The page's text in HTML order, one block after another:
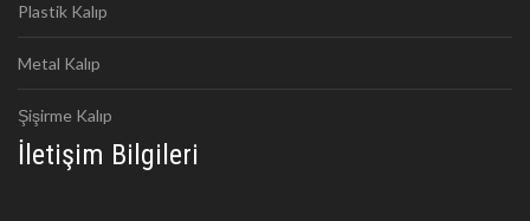
Plastik Kalıp
Metal Kalıp
Şişirme Kalıp
İletişim Bilgileri